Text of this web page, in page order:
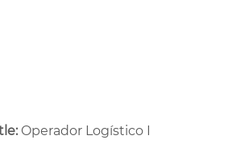
Operador Logístico I